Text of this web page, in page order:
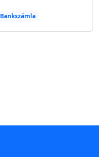
Bankszámla